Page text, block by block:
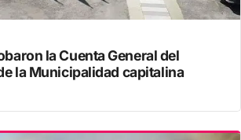
la Cuenta General del
la Municipalidad capitalina